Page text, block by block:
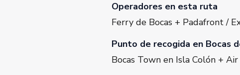
Operadores en esta ruta
Ferry de Bocas + Padafront /
Punto de recogida en Bocas
Bocas Town en Isla Colón +